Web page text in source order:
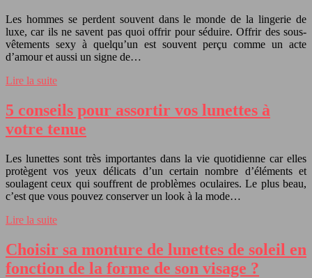
Les hommes se perdent souvent dans le monde de la lingerie de
luxe, car ils ne savent pas quoi offrir pour séduire. Offrir des sous-
vêtements sexy à quelqu’un est souvent perçu comme un acte
d’amour et aussi un signe de…
Lire la suite
5 conseils pour assortir vos lunettes à
votre tenue
Les lunettes sont très importantes dans la vie quotidienne car elles
protègent vos yeux délicats d’un certain nombre d’éléments et
soulagent ceux qui souffrent de problèmes oculaires. Le plus beau,
c’est que vous pouvez conserver un look à la mode…
Lire la suite
Choisir sa monture de lunettes de soleil en
fonction de la forme de son visage ?